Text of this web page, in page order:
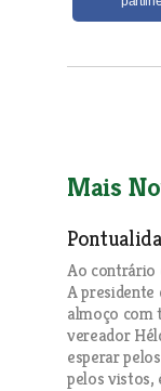
Mais
Ao contrário
A
almoço com
vereador
esperar
pelos vistos,